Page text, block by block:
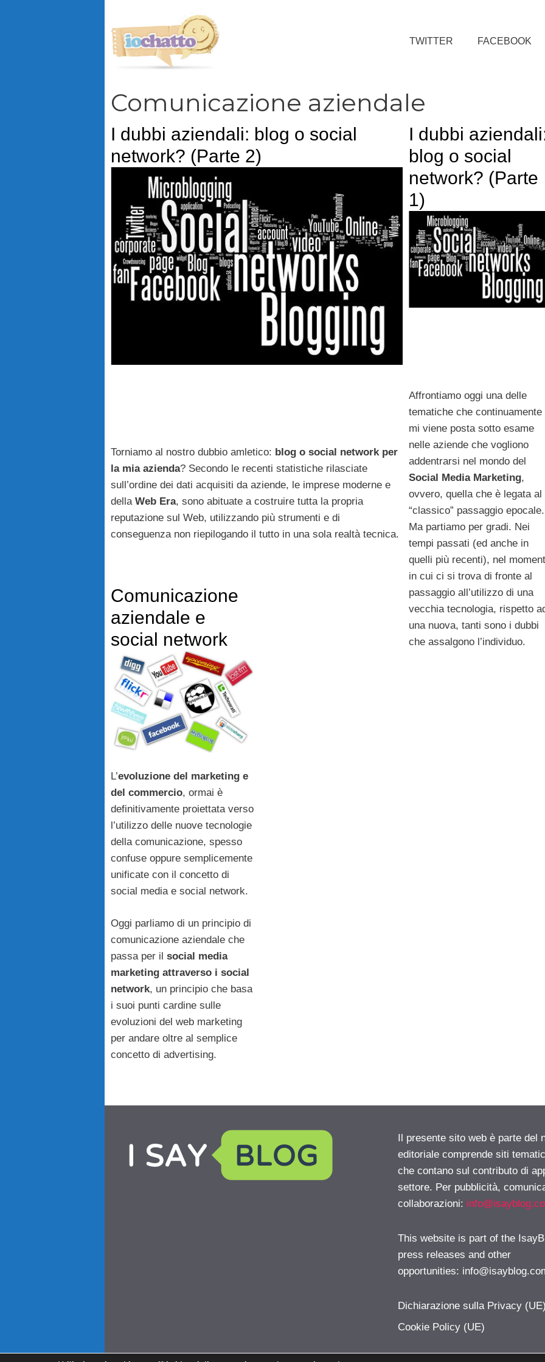
TWITTER FACEBOOK
Comunicazione aziendale
I dubbi aziendali: blog o social
network? (Parte 2)
Torniamo al nostro dubbio amletico: blog o social network per
la mia azienda? Secondo le recenti statistiche rilasciate
sull’ordine dei dati acquisiti da aziende, le imprese moderne e
della Web Era, sono abituate a costruire tutta la propria
reputazione sul Web, utilizzando più strumenti e di
conseguenza non riepilogando il tutto in una sola realtà tecnica.
I dubbi
blog o social
network? (Parte
1)
Affrontiamo oggi una delle
tematiche che continuamente
mi viene posta sotto esame
nelle aziende che vogliono
addentrarsi nel mondo del
Social Media Marketing,
ovvero, quella che è legata al
“classico” passaggio epocale.
Ma partiamo per gradi. Nei
tempi passati (ed anche in
quelli più recenti), nel
in cui ci si trova di fronte al
passaggio all’utilizzo di una
vecchia tecnologia, rispetto
una nuova, tanti sono i dubbi
che assalgono l’individuo.
Comunicazione
aziendale e
social network
L’evoluzione del marketing e
del commercio, ormai è
definitivamente proiettata verso
l’utilizzo delle nuove tecnologie
della comunicazione, spesso
confuse oppure semplicemente
unificate con il concetto di
social media e social network.
Oggi parliamo di un principio di
comunicazione aziendale che
passa per il social media
marketing attraverso i social
network, un principio che basa
i suoi punti cardine sulle
evoluzioni del web marketing
per andare oltre al semplice
concetto di advertising.
Il presente sito web è parte del
editoriale comprende siti
che contano sul contributo di
settore. Per pubblicità,
collaborazioni:
This website is part of the
press releases and other
opportunities:
Dichiarazione sulla Privacy
Cookie Policy (UE)